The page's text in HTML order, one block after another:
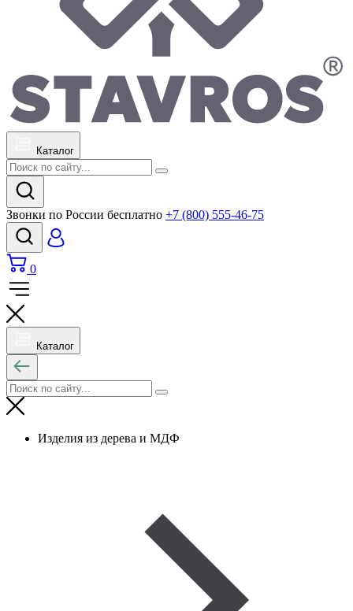
Каталог
Звонки по России бесплатно +7 (800) 555-46-75
0
Каталог
Изделия из дерева и МДФ